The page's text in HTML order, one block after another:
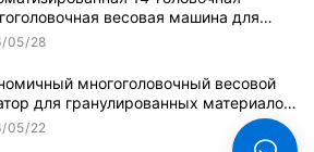
весовая машина для
семян подсолнечника.
05 28
многоголовочный весовой
для гранулированных материалов
05 22